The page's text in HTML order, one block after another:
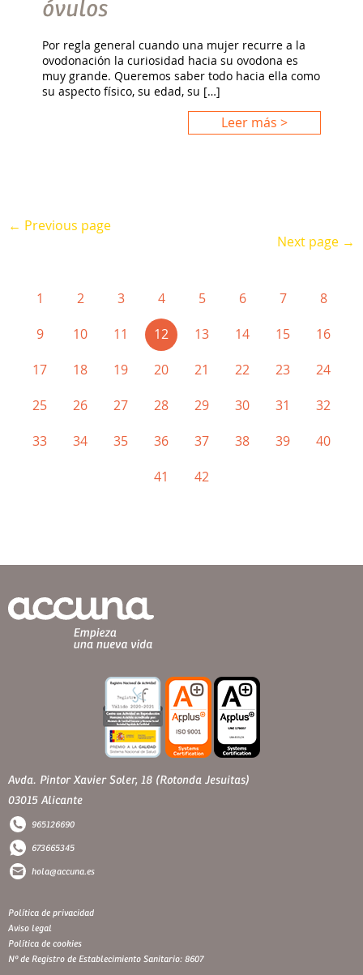
óvulos
Por regla general cuando una mujer recurre a la
ovodonación la curiosidad hacia su ovodona es
muy grande. Queremos saber todo hacia ella como
su aspecto físico, su edad, su […]
Leer más >
← Previous page
Next page →
1 2 3 4 5 6 7
8
9
10 11 12 (current)
13 14 15
16
17
18 19 20 21 22 23
24
25
26 27 28 29 30 31
32
33
34 35 36 37 38 39
40
41
42
Avda. Pintor Xavier Soler, 18 (Rotonda Jesuitas)
03015 Alicante
965126690
673665345
hola@accuna.es
Política de privacidad
Aviso legal
Política de cookies
Nº de Registro de Establecimiento Sanitario: 8607